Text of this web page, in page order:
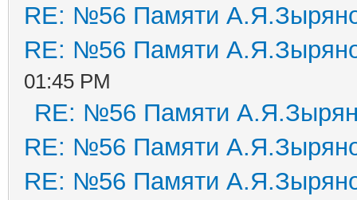
RE: №56 Памяти
RE: №56 Памяти
01:45 PM
RE: №56 Памяти
RE: №56 Памяти
RE: №56 Памяти